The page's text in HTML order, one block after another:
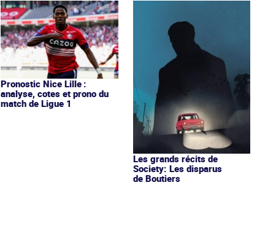
Pronostic Nice Lille :
analyse, cotes et prono du
match de Ligue 1
Les grands récits de
Society: Les disparus
de Boutiers